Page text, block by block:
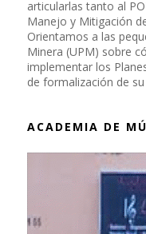
articularlas tanto al
Manejo y Mitigación
Orientamos a las
Minera (UPM) sobre
implementar los
de formalización de
ACADEMIA DE